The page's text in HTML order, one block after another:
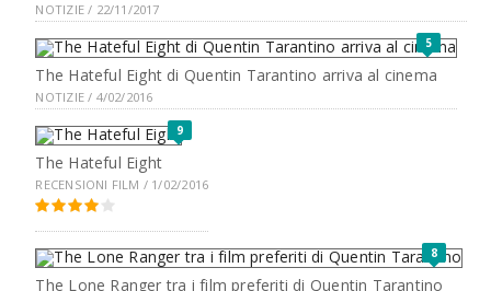
NOTIZIE / 22/11/2017
5
The Hateful Eight di Quentin Tarantino arriva al cinema
NOTIZIE / 4/02/2016
9
The Hateful Eight
RECENSIONI FILM / 1/02/2016
8
The Lone Ranger tra i film preferiti di Quentin Tarantino